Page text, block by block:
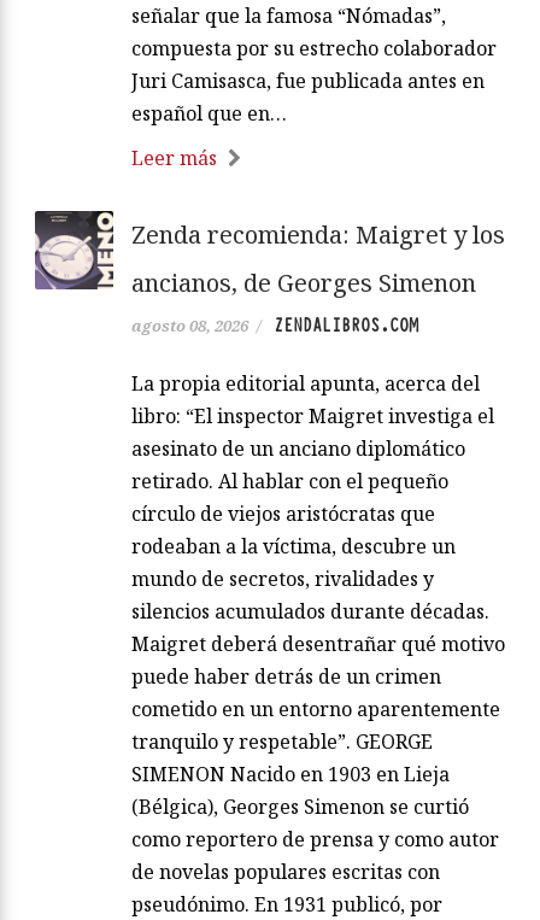
señalar que la famosa “Nómadas”,
compuesta por su estrecho colaborador
Juri Camisasca, fue publicada antes en
español que en…
Leer más
Zenda recomienda: Maigret y los
ancianos, de Georges Simenon
agosto 08, 2026 / ZENDALIBROS.COM
La propia editorial apunta, acerca del
libro: “El inspector Maigret investiga el
asesinato de un anciano diplomático
retirado. Al hablar con el pequeño
círculo de viejos aristócratas que
rodeaban a la víctima, descubre un
mundo de secretos, rivalidades y
silencios acumulados durante décadas.
Maigret deberá desentrañar qué motivo
puede haber detrás de un crimen
cometido en un entorno aparentemente
tranquilo y respetable”. GEORGE
SIMENON Nacido en 1903 en Lieja
(Bélgica), Georges Simenon se curtió
como reportero de prensa y como autor
de novelas populares escritas con
pseudónimo. En 1931 publicó, por